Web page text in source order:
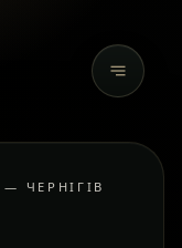
— ЧЕРНІГІВ